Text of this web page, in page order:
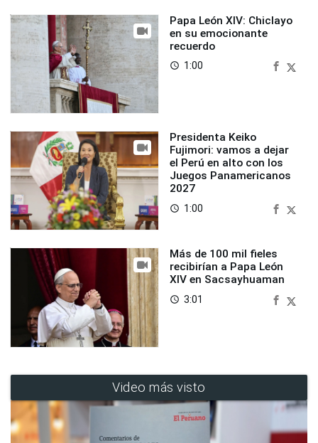
Papa León XIV: Chiclayo
en su emocionante
recuerdo
access_time 1:00
Presidenta Keiko
Fujimori: vamos a dejar
el Perú en alto con los
Juegos Panamericanos
2027
access_time 1:00
Más de 100 mil fieles
recibirían a Papa León
XIV en Sacsayhuaman
access_time 3:01
Video más visto